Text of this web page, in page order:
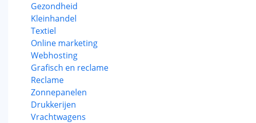
Gezondheid
Kleinhandel
Textiel
Online marketing
Webhosting
Grafisch en reclame
Reclame
Zonnepanelen
Drukkerijen
Vrachtwagens